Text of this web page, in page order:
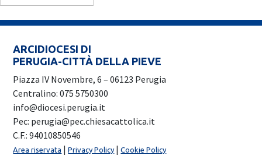
ARCIDIOCESI DI
PERUGIA-CITTÀ DELLA PIEVE
Piazza IV Novembre, 6 – 06123 Perugia
Centralino: 075 5750300
info@diocesi.perugia.it
Pec: perugia@pec.chiesacattolica.it
C.F.: 94010850546
Area riservata |Privacy Policy |Cookie Policy